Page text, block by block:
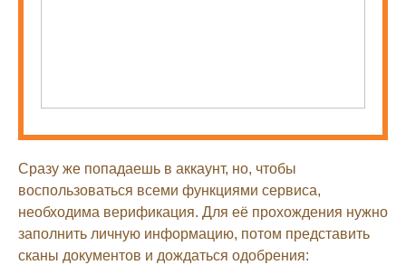
Сразу же попадаешь в аккаунт, но, чтобы
воспользоваться всеми функциями сервиса,
необходима верификация. Для её прохождения нужно
заполнить личную информацию, потом представить
сканы документов и дождаться одобрения: